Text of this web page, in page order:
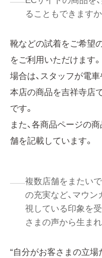
ることもできますか
靴などの試着をご希望
をご利用いただけます
場合は、スタッフが電
本店の商品を吉祥寺店
です。
また、各商品ページの
舗を記載しています。
複数店舗をまたい
の充実など、マウ
視している印象を
さまの声から生ま
“自分がお客さまの立場